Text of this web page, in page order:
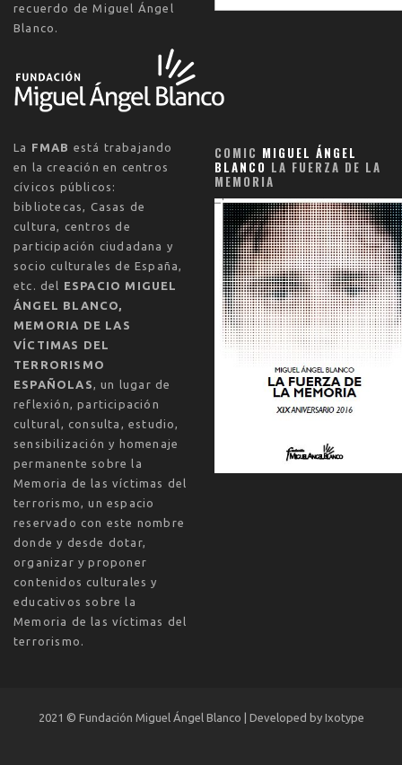
recuerdo de Miguel Ángel
Blanco.
La FMAB está trabajando
en la creación en centros
cívicos públicos:
bibliotecas, Casas de
cultura, centros de
participación ciudadana y
socio culturales de España,
etc. del ESPACIO MIGUEL
ÁNGEL BLANCO,
MEMORIA DE LAS
VÍCTIMAS DEL
TERRORISMO
ESPAÑOLAS
, un lugar de
reflexión, participación
cultural, consulta, estudio,
sensibilización y homenaje
permanente sobre la
Memoria de las víctimas del
terrorismo, un espacio
reservado con este nombre
donde y desde dotar,
organizar y proponer
contenidos culturales y
educativos sobre la
Memoria de las víctimas del
terrorismo.
COMIC MIGUEL ÁNGEL
BLANCO LA FUERZA DE LA
MEMORIA
2021 © Fundación Miguel Ángel Blanco | Developed by Ixotype